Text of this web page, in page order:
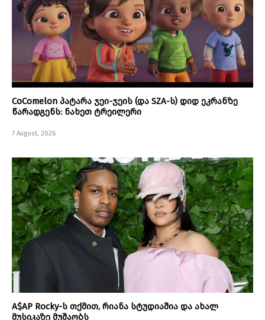
CoComelon პატარა ჯეი-ჯეის (და SZA-ს) დიდ ეკრანზე
წარადგენს: ნახეთ ტრეილერი
7 August, 2026
A$AP Rocky-ს თქმით, რიანა სტუდიაშია და ახალ
მუსიკაზე მუშაობს